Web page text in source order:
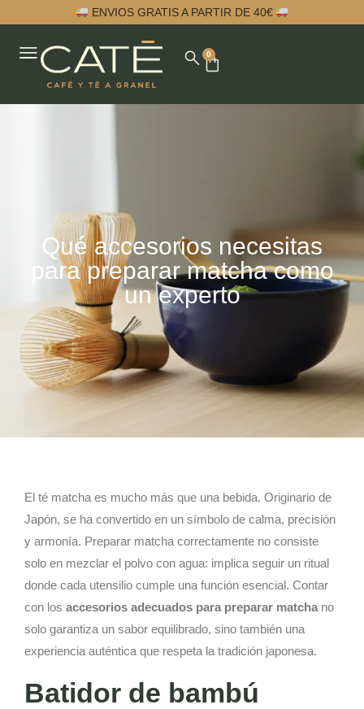
ENVIOS GRATIS A PARTIR DE 40€
0
Qué accesorios necesitas
para preparar matcha como
un experto
El té matcha es mucho más que una bebida. Originario de
Japón, se ha convertido en un símbolo de calma, precisión
y armonía. Preparar matcha correctamente no consiste
solo en mezclar el polvo con agua: implica seguir un ritual
donde cada utensilio cumple una función esencial. Contar
con los accesorios adecuados para preparar matcha no
solo garantiza un sabor equilibrado, sino también una
experiencia auténtica que respeta la tradición japonesa.
Batidor de bambú